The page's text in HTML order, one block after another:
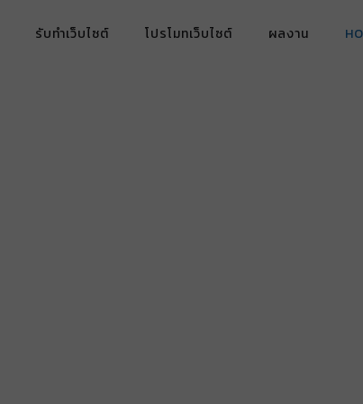
รับทำเว็บไซต์ โปรโมทเว็บไซต์ ผลงาน